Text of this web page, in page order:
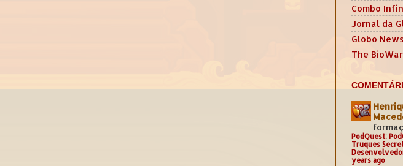
Combo
Jornal da
Globo
The
PodQuest:
Truques
years ago